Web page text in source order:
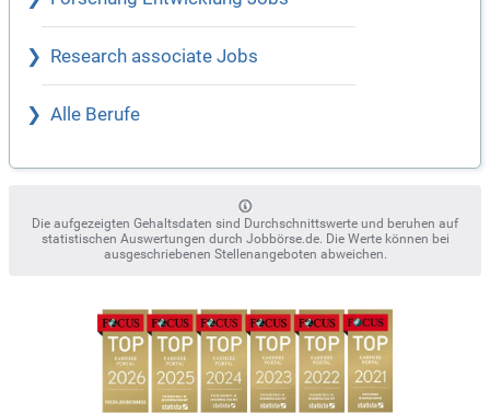
Research associate Jobs
Alle Berufe
Die aufgezeigten Gehaltsdaten sind Durchschnittswerte und beruhen auf
statistischen Auswertungen durch Jobbörse.de. Die Werte können bei
ausgeschriebenen Stellenangeboten abweichen.